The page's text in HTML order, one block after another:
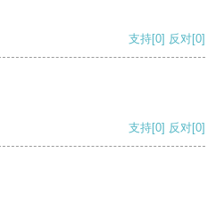
支持[0] 反对[0]
支持[0] 反对[0]